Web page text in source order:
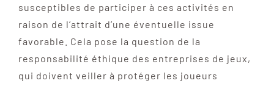
susceptibles de participer à ces activités en
raison de l’attrait d’une éventuelle issue
favorable. Cela pose la question de la
responsabilité éthique des entreprises de jeux,
qui doivent veiller à protéger les joueurs